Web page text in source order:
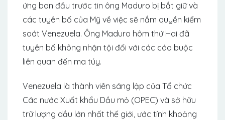
ứng ban đầu trước tin ông Maduro bị bắt giữ và
các tuyên bố của Mỹ về việc sẽ nắm quyền kiểm
soát Venezuela. Ông Maduro hôm thứ Hai đã
tuyên bố không nhận tội đối với các cáo buộc
liên quan đến ma túy.
Venezuela là thành viên sáng lập của Tổ chức
Các nước Xuất khẩu Dầu mỏ (OPEC) và sở hữu
trữ lượng dầu lớn nhất thế giới, ước tính khoảng